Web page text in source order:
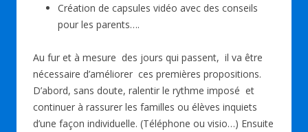
Création de capsules vidéo avec des conseils
pour les parents….
Au fur et à mesure des jours qui passent, il va être
nécessaire d’améliorer ces premières propositions.
D’abord, sans doute, ralentir le rythme imposé et
continuer à rassurer les familles ou élèves inquiets
d’une façon individuelle. (Téléphone ou visio…) Ensuite